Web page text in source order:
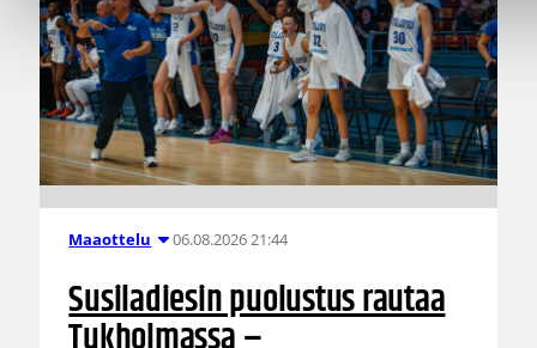
Maaottelu 06.08.2026 21:44
Susiladiesin puolustus rautaa